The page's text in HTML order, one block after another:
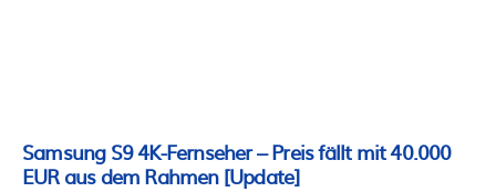
Samsung S9 4K-Fernseher – Preis fällt mit 40.000
EUR aus dem Rahmen [Update]